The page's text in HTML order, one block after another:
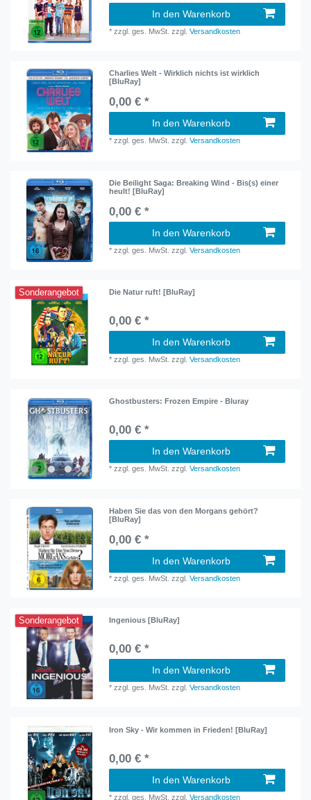
In den Warenkorb
*zzgl. ges. MwSt. zzgl.Versandkosten
Charlies Welt - Wirklich nichts ist wirklich
[BluRay]
0,00 € *
In den Warenkorb
*zzgl. ges. MwSt. zzgl.Versandkosten
Die Beilight Saga: Breaking Wind - Bis(s) einer
heult! [BluRay]
0,00 € *
In den Warenkorb
*zzgl. ges. MwSt. zzgl.Versandkosten
Sonderangebot Die Natur ruft! [BluRay]
0,00 € *
In den Warenkorb
*zzgl. ges. MwSt. zzgl.Versandkosten
Ghostbusters: Frozen Empire - Bluray
0,00 € *
In den Warenkorb
*zzgl. ges. MwSt. zzgl.Versandkosten
Haben Sie das von den Morgans gehört?
[BluRay]
0,00 € *
In den Warenkorb
*zzgl. ges. MwSt. zzgl.Versandkosten
Sonderangebot Ingenious [BluRay]
0,00 € *
In den Warenkorb
*zzgl. ges. MwSt. zzgl.Versandkosten
Iron Sky - Wir kommen in Frieden! [BluRay]
0,00 € *
In den Warenkorb
*zzgl. ges. MwSt. zzgl.Versandkosten